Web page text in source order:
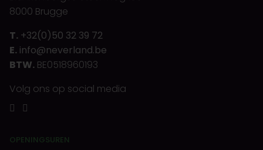
8000 Brugge
T. +32(0)50 32 39 72
E. info@neverland.be
BTW. BE0518960193
Volg ons op social media
OPENINGSUREN